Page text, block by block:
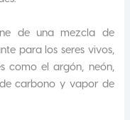
de una mezcla de
para los seres vivos,
como el argón, neón,
carbono y vapor de